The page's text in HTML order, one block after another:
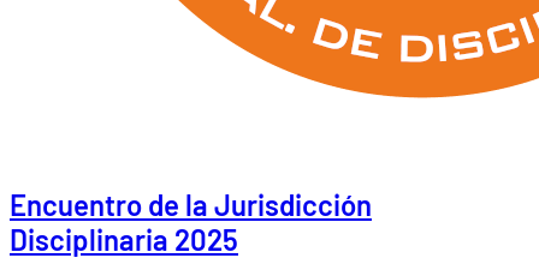
Encuentro de la Jurisdicción
Disciplinaria 2025